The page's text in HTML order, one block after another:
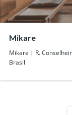
Mikare
Mikare | R.
Brasil